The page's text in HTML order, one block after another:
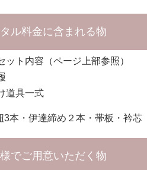
ル料金に含まれる物
ット内容（ページ上部参照）
道具一式
3本・伊達締め２本・帯板・衿芯
でご用意いただく物